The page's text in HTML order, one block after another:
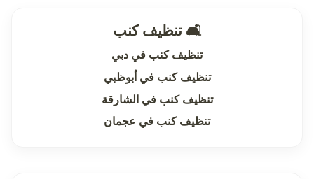
🛋 تنظيف كنب
تنظيف كنب في دبي
تنظيف كنب في أبوظبي
تنظيف كنب في الشارقة
تنظيف كنب في عجمان